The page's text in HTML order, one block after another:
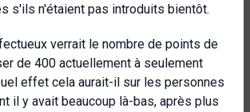
s'ils n'étaient pas introduits bientôt.
verrait le nombre de points de
de 400 actuellement à seulement
effet cela aurait-il sur les personnes
il y avait beaucoup là-bas, après plus